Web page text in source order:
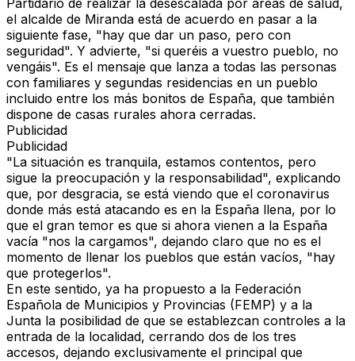
Partidario de realizar la desescalada por áreas de salud,
el alcalde de Miranda está de acuerdo en pasar a la
siguiente fase, "hay que dar un paso, pero con
seguridad". Y advierte, "si queréis a vuestro pueblo, no
vengáis". Es el mensaje que lanza a todas las personas
con familiares y segundas residencias en un pueblo
incluido entre los más bonitos de España, que también
dispone de casas rurales ahora cerradas.
Publicidad
Publicidad
"La situación es tranquila, estamos contentos, pero
sigue la preocupación y la responsabilidad", explicando
que, por desgracia, se está viendo que el coronavirus
donde más está atacando es en la España llena, por lo
que el gran temor es que si ahora vienen a la España
vacía "nos la cargamos", dejando claro que no es el
momento de llenar los pueblos que están vacíos, "hay
que protegerlos".
En este sentido, ya ha propuesto a la Federación
Española de Municipios y Provincias (FEMP) y a la
Junta la posibilidad de que se establezcan controles a la
entrada de la localidad, cerrando dos de los tres
accesos, dejando exclusivamente el principal que